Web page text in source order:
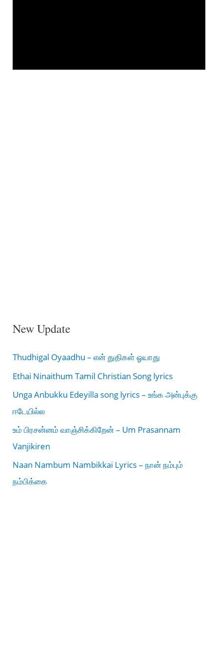
New Update
Thudhigal Oyaadhu – என் துதிகள் ஓயாது
Ethai Ninaithum Tamil Christian Song lyrics
Unga Anbukku Edeyilla song lyrics – உங்க அன்புக்கு
ஈடேயில்ல
உம் பிரசன்னம் வாஞ்சிக்கிறேன் – Um Prasannam
Vanjikiren
Naan Nambum Nambikkai Lyrics – நான் நம்பும்
நம்பிக்கை